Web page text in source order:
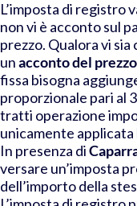
L’imposta di registro
non vi è acconto sul
prezzo. Qualora vi
unacconto del prezzo
fissa bisogna
proporzionale pari al
tratti operazione
unicamente applicata
In presenza di
versare un’imposta
dell’importo della